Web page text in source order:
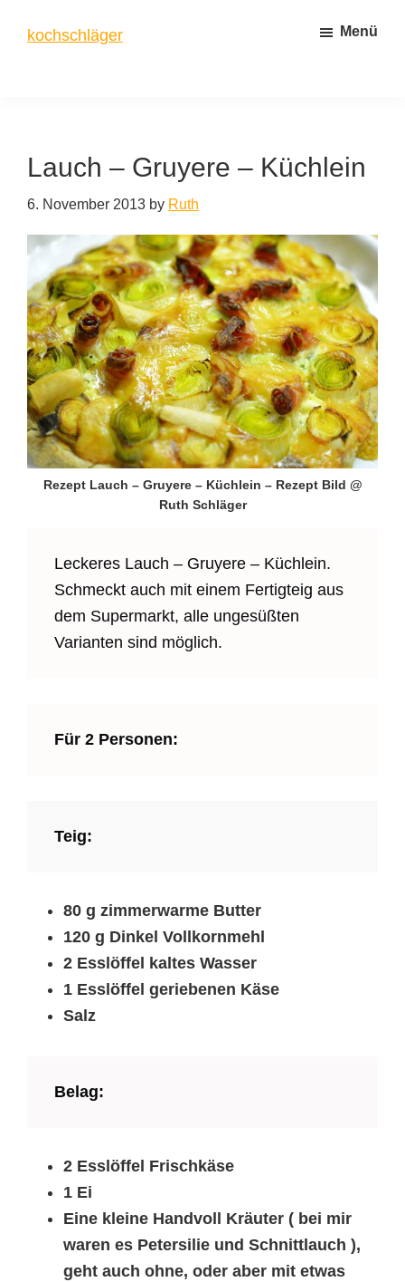
Inhalt
Seitenspalte
kochschläger Menü
Lauch – Gruyere – Küchlein
6. November 2013 by Ruth
Rezept Lauch – Gruyere – Küchlein – Rezept Bild @
Ruth Schläger
Leckeres Lauch – Gruyere – Küchlein.
Schmeckt auch mit einem Fertigteig aus
dem Supermarkt, alle ungesüßten
Varianten sind möglich.
Für 2 Personen:
Teig:
80 g zimmerwarme Butter
120 g Dinkel Vollkornmehl
2 Esslöffel kaltes Wasser
1 Esslöffel geriebenen Käse
Salz
Belag:
2 Esslöffel Frischkäse
1 Ei
Eine kleine Handvoll Kräuter ( bei mir
waren es Petersilie und Schnittlauch ),
geht auch ohne, oder aber mit etwas